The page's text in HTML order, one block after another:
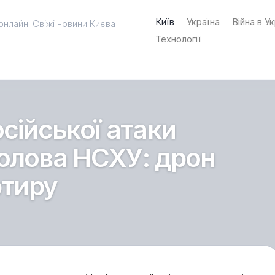
Свіжі новини Києва
Київ Україна
Війна в
Технології
атаки
НСХУ: дрон